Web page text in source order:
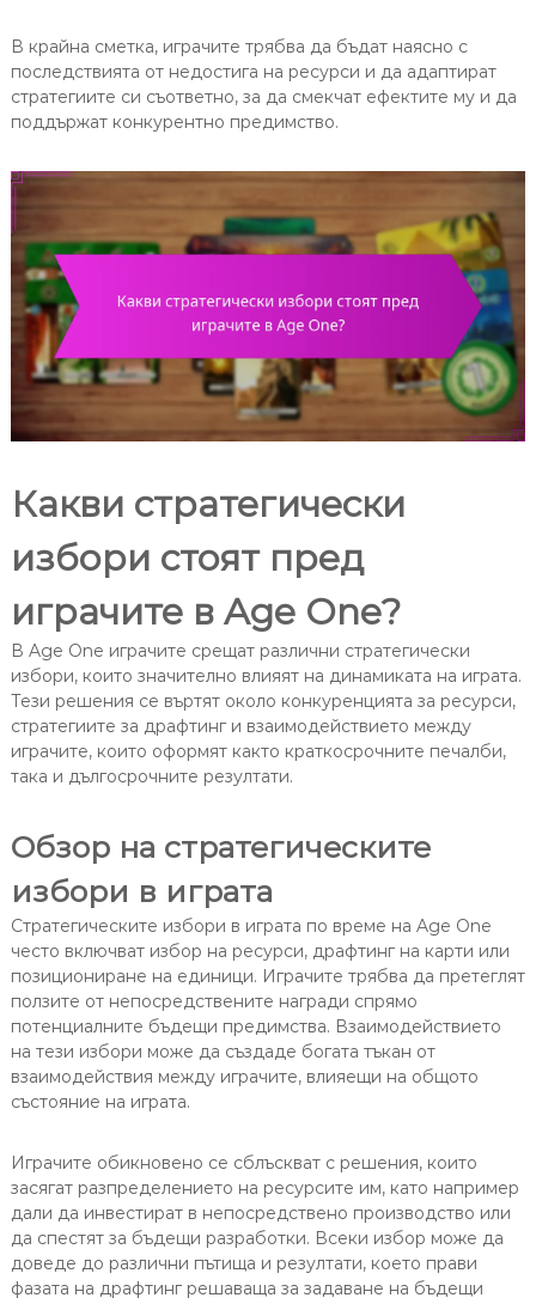
В крайна сметка, играчите трябва да бъдат наясно с
последствията от недостига на ресурси и да адаптират
стратегиите си съответно, за да смекчат ефектите му и да
поддържат конкурентно предимство.
Какви стратегически
избори стоят пред
играчите в Age One?
В Age One играчите срещат различни стратегически
избори, които значително влияят на динамиката на играта.
Тези решения се въртят около конкуренцията за ресурси,
стратегиите за драфтинг и взаимодействието между
играчите, които оформят както краткосрочните печалби,
така и дългосрочните резултати.
Обзор на стратегическите
избори в играта
Стратегическите избори в играта по време на Age One
често включват избор на ресурси, драфтинг на карти или
позициониране на единици. Играчите трябва да претеглят
ползите от непосредствените награди спрямо
потенциалните бъдещи предимства. Взаимодействието
на тези избори може да създаде богата тъкан от
взаимодействия между играчите, влияещи на общото
състояние на играта.
Играчите обикновено се сблъскват с решения, които
засягат разпределението на ресурсите им, като например
дали да инвестират в непосредствено производство или
да спестят за бъдещи разработки. Всеки избор може да
доведе до различни пътища и резултати, което прави
фазата на драфтинг решаваща за задаване на бъдещи